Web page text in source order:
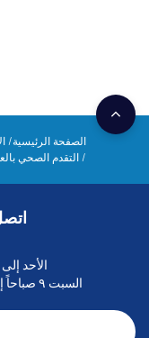
الصفحة الرئيسية
التقدم الصحي
الأحد إلى
السبت ٩ صباحاً إلى ٢ ظهراً (ما عدا العطلات الرسمية)